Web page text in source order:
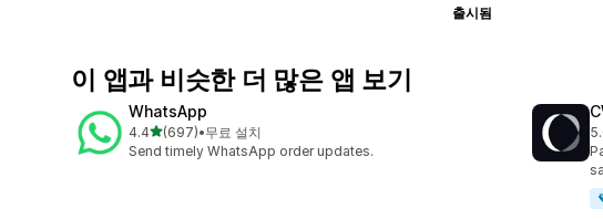
출시됨
이 앱과 비슷한 더 많은 앱 보기
WhatsApp
4.4별 5개 중
(697)
총 리뷰 697개
•무료 설치
Send timely WhatsApp order updates.